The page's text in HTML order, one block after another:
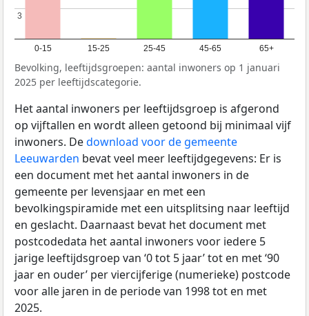
0-15 15-25 25-45 45-65 65+
3
3
Bevolking, leeftijdsgroepen: aantal inwoners op 1 januari
2025 per leeftijdscategorie.
Het aantal inwoners per leeftijdsgroep is afgerond
op vijftallen en wordt alleen getoond bij minimaal vijf
inwoners. Dedownload voor de gemeente
Leeuwarden bevat veel meer leeftijdgegevens: Er is
een document met het aantal inwoners in de
gemeente per levensjaar en met een
bevolkingspiramide met een uitsplitsing naar leeftijd
en geslacht. Daarnaast bevat het document met
postcodedata het aantal inwoners voor iedere 5
jarige leeftijdsgroep van ‘0 tot 5 jaar’ tot en met ‘90
jaar en ouder’ per viercijferige (numerieke) postcode
voor alle jaren in de periode van 1998 tot en met
2025.